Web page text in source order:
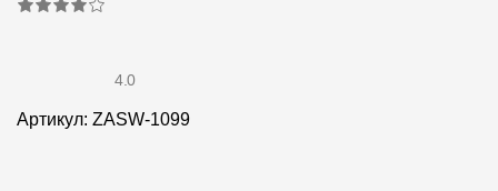
Софиты
4.0
Артикул: ZASW-1099